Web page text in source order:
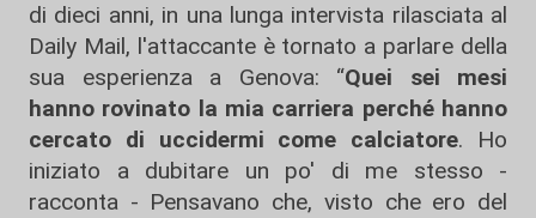
di dieci anni, in una lunga intervista rilasciata al
Daily Mail, l'attaccante è tornato a parlare della
sua esperienza a Genova: “Quei sei mesi
hanno rovinato la mia carriera perché hanno
cercato di uccidermi come calciatore. Ho
iniziato a dubitare un po' di me stesso -
racconta - Pensavano che, visto che ero del